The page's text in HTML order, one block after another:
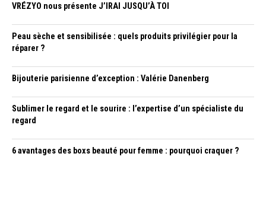
VRÉZYO nous présente J’IRAI JUSQU’À TOI
Peau sèche et sensibilisée : quels produits privilégier pour la
réparer ?
Bijouterie parisienne d’exception : Valérie Danenberg
Sublimer le regard et le sourire : l’expertise d’un spécialiste du
regard
6 avantages des boxs beauté pour femme : pourquoi craquer ?